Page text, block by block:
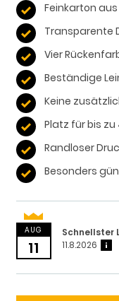
Feinkarton
Transparente
Vier
Beständige
Keine
Platz für bis zu
Randloser
Besonders
AUG
11
Schnellster
11.8.2026